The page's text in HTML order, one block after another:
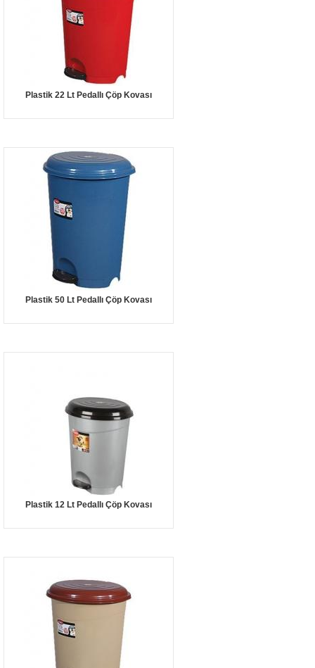
Plastik 22 Lt Pedallı Çöp Kovası
Plastik 50 Lt Pedallı Çöp Kovası
Plastik 12 Lt Pedallı Çöp Kovası